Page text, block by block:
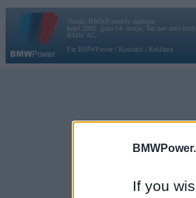
If you
Vortāls BMWPower.lv darbojas
kopš 2002. gada 14. maija. Tas nav auto
BMW AG.
Par BMWPower
Kontakti Reklāma